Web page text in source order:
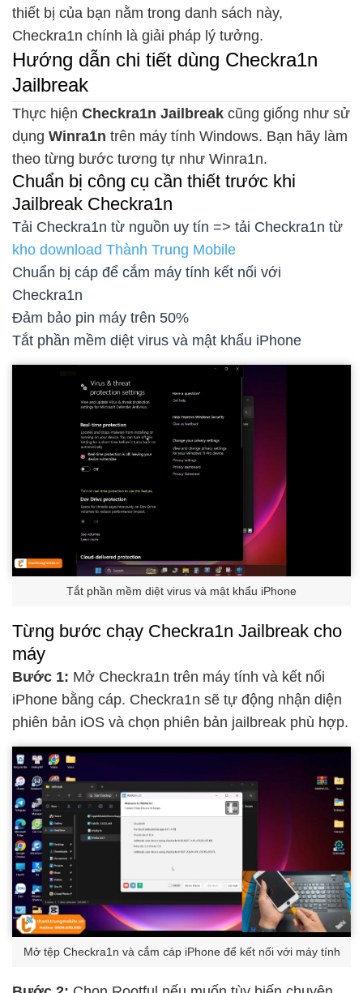
thiết bị của bạn nằm trong danh sách này,
Checkra1n chính là giải pháp lý tưởng.
Hướng dẫn chi tiết dùng Checkra1n
Jailbreak
Thực hiện Checkra1n Jailbreak cũng giống như sử
dụng Winra1n trên máy tính Windows. Bạn hãy làm
theo từng bước tương tự như Winra1n.
Chuẩn bị công cụ cần thiết trước khi
Jailbreak Checkra1n
Tải Checkra1n từ nguồn uy tín => tải Checkra1n từ
kho download Thành Trung Mobile
Chuẩn bị cáp để cắm máy tính kết nối với
Checkra1n
Đảm bảo pin máy trên 50%
Tắt phần mềm diệt virus và mật khẩu iPhone
Tắt phần mềm diệt virus và mật khẩu iPhone
Từng bước chạy Checkra1n Jailbreak cho
máy
Bước 1: Mở Checkra1n trên máy tính và kết nối
iPhone bằng cáp. Checkra1n sẽ tự động nhận diện
phiên bản iOS và chọn phiên bản jailbreak phù hợp.
Mở tệp Checkra1n và cắm cáp iPhone để kết nối với máy tính